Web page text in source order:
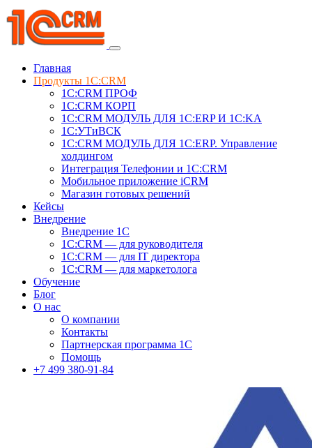
Главная
Продукты 1C:CRM
1С:CRM ПРОФ
1С:CRM КОРП
1С:CRM МОДУЛЬ ДЛЯ 1C:ERP И 1C:KA
1C:УТиВСК
1С:CRM МОДУЛЬ ДЛЯ 1C:ERP. Управление
холдингом
Интеграция Телефонии и 1C:CRM
Мобильное приложение iCRM
Магазин готовых решений
Кейсы
Внедрение
Внедрение 1C
1С:CRM — для руководителя
1С:CRM — для IT директора
1С:CRM — для маркетолога
Обучение
Блог
О нас
О компании
Контакты
Партнерская программа 1С
Помощь
+7 499 380-91-84